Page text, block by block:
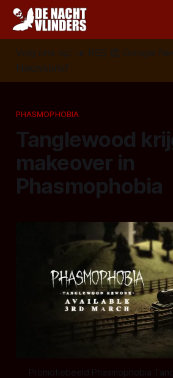
Volg ons op: 📣 RSS 📰 Google
Nieuwsbrief
PHASMOPHOBIA
Tanglewood
makeover in
Phasmophobia
Promotiebeeld Phasmophobia